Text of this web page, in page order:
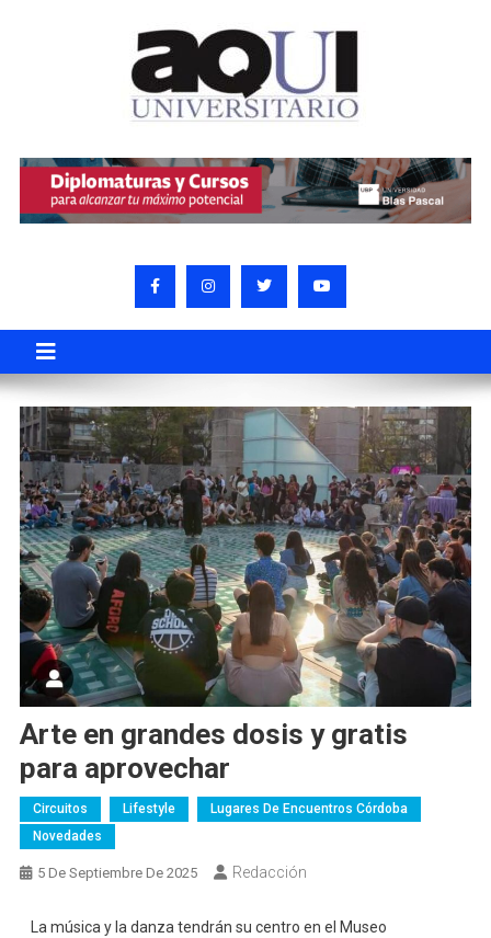
Arte en grandes dosis y gratis
para aprovechar
Circuitos Lifestyle
Lugares De Encuentros Córdoba
Novedades
5 De Septiembre De 2025 Redacción
La música y la danza tendrán su centro en el Museo